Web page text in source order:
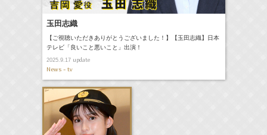
玉田志織
【ご視聴いただきありがとうございました！】【玉田志織】日本
テレビ「良いこと悪いこと」出演！
2025.9.17update
News - tv